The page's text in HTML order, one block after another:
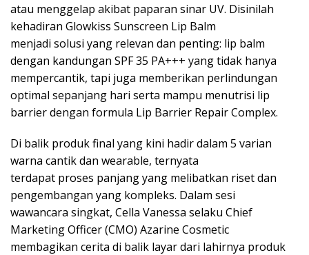
atau menggelap akibat paparan sinar UV. Disinilah
kehadiran Glowkiss Sunscreen Lip Balm
menjadi solusi yang relevan dan penting: lip balm
dengan kandungan SPF 35 PA+++ yang tidak hanya
mempercantik, tapi juga memberikan perlindungan
optimal sepanjang hari serta mampu menutrisi lip
barrier dengan formula Lip Barrier Repair Complex.
Di balik produk final yang kini hadir dalam 5 varian
warna cantik dan wearable, ternyata
terdapat proses panjang yang melibatkan riset dan
pengembangan yang kompleks. Dalam sesi
wawancara singkat, Cella Vanessa selaku Chief
Marketing Officer (CMO) Azarine Cosmetic
membagikan cerita di balik layar dari lahirnya produk